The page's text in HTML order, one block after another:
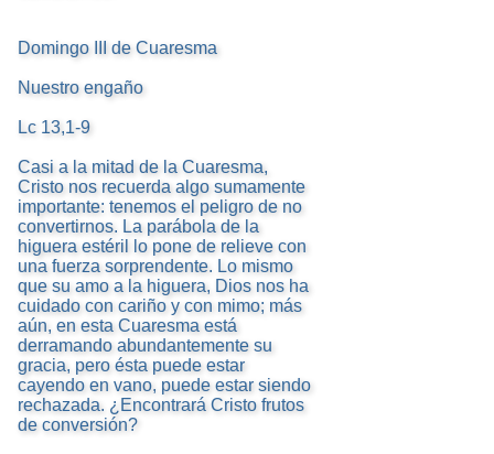
Domingo III de Cuaresma
Nuestro engaño
Lc 13,1-9
Casi a la mitad de la Cuaresma,
Cristo nos recuerda algo sumamente
importante: tenemos el peligro de no
convertirnos. La parábola de la
higuera estéril lo pone de relieve con
una fuerza sorprendente. Lo mismo
que su amo a la higuera, Dios nos ha
cuidado con cariño y con mimo; más
aún, en esta Cuaresma está
derramando abundantemente su
gracia, pero ésta puede estar
cayendo en vano, puede estar siendo
rechazada. ¿Encontrará Cristo frutos
de conversión?